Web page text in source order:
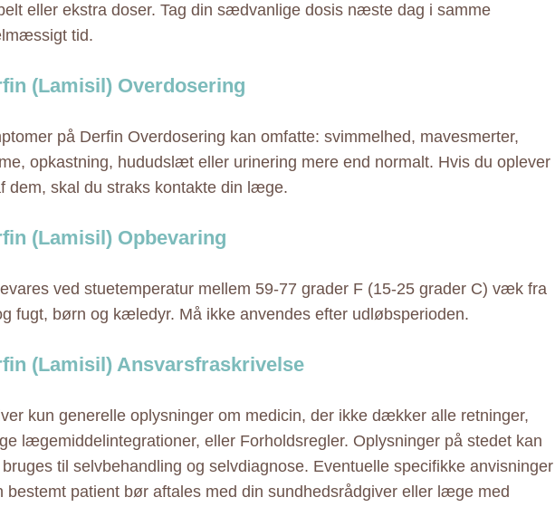
eller ekstra doser. Tag din sædvanlige dosis næste dag i samme
tid.
(Lamisil) Overdosering
på Derfin Overdosering kan omfatte: svimmelhed, mavesmerter,
opkastning, hududslæt eller urinering mere end normalt. Hvis du oplever
dem, skal du straks kontakte din læge.
(Lamisil) Opbevaring
ved stuetemperatur mellem 59-77 grader F (15-25 grader C) væk fra
fugt, børn og kæledyr. Må ikke anvendes efter udløbsperioden.
(Lamisil) Ansvarsfraskrivelse
kun generelle oplysninger om medicin, der ikke dækker alle retninger,
lægemiddelintegrationer, eller Forholdsregler. Oplysninger på stedet kan
bruges til selvbehandling og selvdiagnose. Eventuelle specifikke anvisninger
bestemt patient bør aftales med din sundhedsrådgiver eller læge med